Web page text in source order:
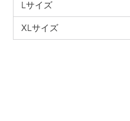
Lサイズ
XLサイズ